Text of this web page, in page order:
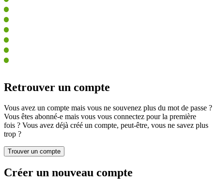
Retrouver un compte
Vous avez un compte mais vous ne souvenez plus du mot de passe ?
Vous êtes abonné-e mais vous vous connectez pour la première
fois ? Vous avez déjà créé un compte, peut-être, vous ne savez plus
trop ?
Créer un nouveau compte